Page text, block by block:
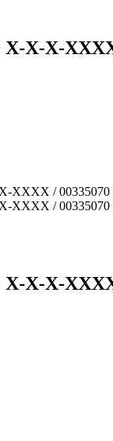
X-X-X-
X-X-X-